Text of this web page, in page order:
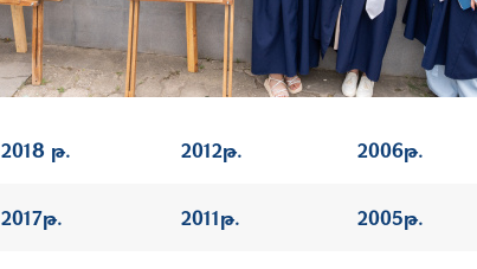
2018 թ. 2012թ. 2006թ.
2017թ. 2011թ. 2005թ.